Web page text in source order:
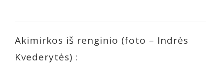
Akimirkos iš renginio (foto – Indrės
Kvederytės) :